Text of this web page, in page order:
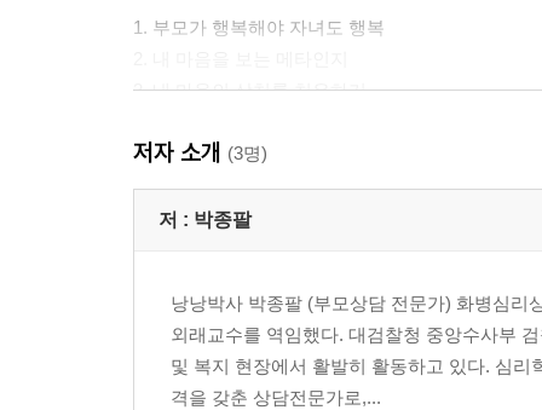
1. 부모가 행복해야 자녀도 행복
3. 내 마음의 상처를 치유하기
3장_부모와 자녀의 관계 회복
3. 자존감을 높이는 대화
4. 부모와 자녀의 갈등 해결
5. 자녀의 마음을 읽는 대화
6. 승부에 집착하는 아이
저자 소개 (3명)
저 : 박종팔
낭낭박사 박종팔 (부모상담 전문가) 화병심리
외래교수를 역임했다. 대검찰청 중앙수사부
및 복지 현장에서 활발히 활동하고 있다. 심리
격을 갖춘 상담전문가로,...